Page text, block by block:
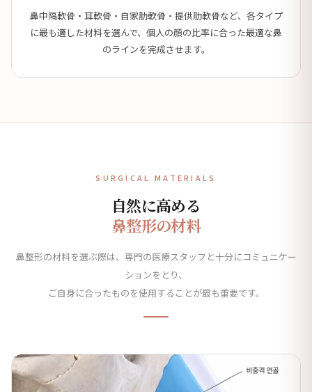
鼻中隔軟骨・耳軟骨・自家肋軟骨・提供肋軟骨など、各タイプ
に最も適した材料を選んで、個人の顔の比率に合った最適な鼻
のラインを完成させます。
SURGICAL MATERIALS
自然に高める
鼻整形の材料
鼻整形の材料を選ぶ際は、専門の医療スタッフと十分にコミュニケー
ションをとり、
ご自身に合ったものを使用することが最も重要です。